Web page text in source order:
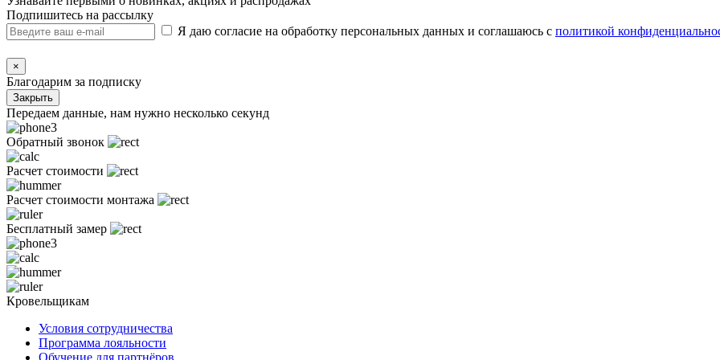
Подпишитесь на рассылку
Я даю согласие на обработку персональных данных и соглашаюсь с политикой
×
Благодарим за подписку
Закрыть
Передаем данные, нам нужно несколько секунд
Обратный звонок
Расчет стоимости
Расчет стоимости монтажа
Бесплатный замер
Кровельщикам
Условия сотрудничества
Программа лояльности